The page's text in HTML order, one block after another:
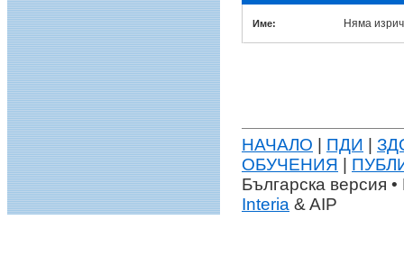
Име: Няма
НАЧАЛО | ПДИ |
ОБУЧЕНИЯ |
Българска версия
Interia & AIP